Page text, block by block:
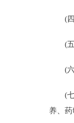
(四)
(五)
(六)
(七)
养、